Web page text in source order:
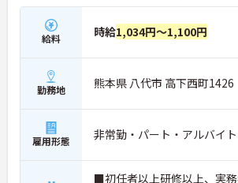
給料 時給1,034円～1,100円
勤務地 熊本県 八代市 高下西町1426
雇用形態 非常勤・パート・アルバイト
■初任者以上研修以上、実